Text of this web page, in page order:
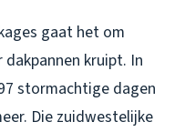
gaat het om
kruipt. In
stormachtige dagen
Die zuidwestelijke